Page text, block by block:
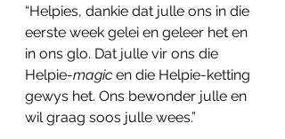
“Helpies, dankie dat julle ons in die
eerste week gelei en geleer het en
in ons glo. Dat julle vir ons die
Helpie-magic en die Helpie-ketting
gewys het. Ons bewonder julle en
wil graag soos julle wees.”